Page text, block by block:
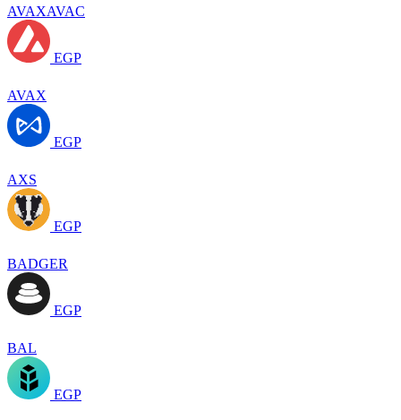
AVAXAVAC
EGP
AVAX
EGP
AXS
EGP
BADGER
EGP
BAL
EGP